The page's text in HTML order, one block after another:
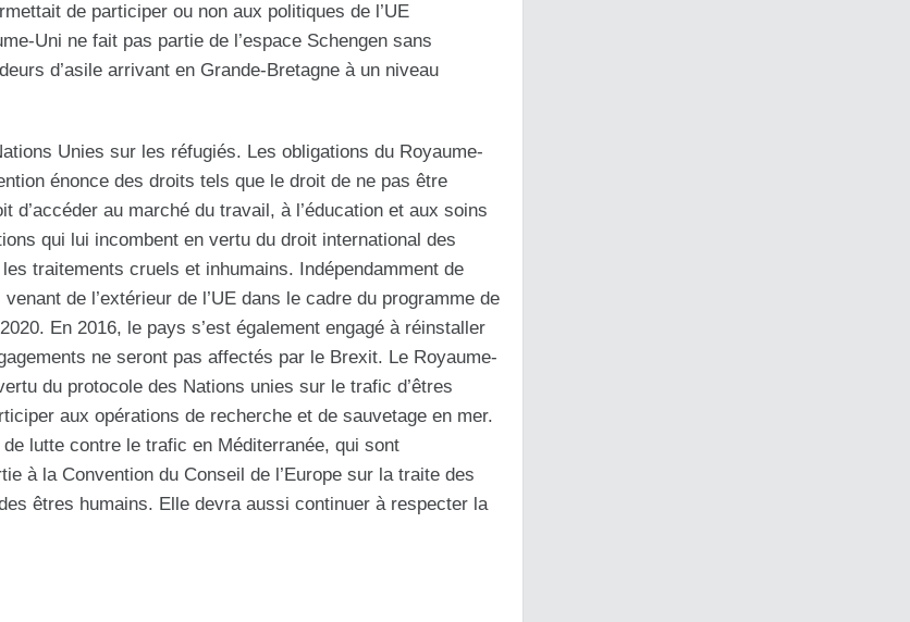
de participer ou non aux politiques de l’UE
Uni ne fait pas partie de l’espace Schengen sans
d’asile arrivant en Grande-Bretagne à un niveau
Unies sur les réfugiés. Les obligations du Royaume-
énonce des droits tels que le droit de ne pas être
d’accéder au marché du travail, à l’éducation et aux soins
qui lui incombent en vertu du droit international des
traitements cruels et inhumains. Indépendamment de
de l’extérieur de l’UE dans le cadre du programme de
En 2016, le pays s’est également engagé à réinstaller
ne seront pas affectés par le Brexit. Le Royaume-
du protocole des Nations unies sur le trafic d’êtres
aux opérations de recherche et de sauvetage en mer.
lutte contre le trafic en Méditerranée, qui sont
à la Convention du Conseil de l’Europe sur la traite des
êtres humains. Elle devra aussi continuer à respecter la